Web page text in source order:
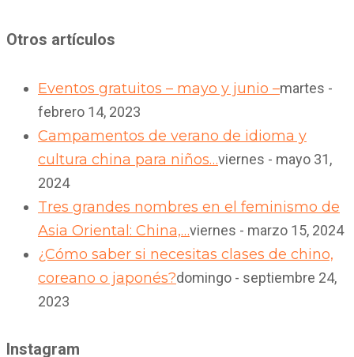
Otros artículos
Eventos gratuitos – mayo y junio –martes -
febrero 14, 2023
Campamentos de verano de idioma y
cultura china para niños…viernes - mayo 31,
2024
Tres grandes nombres en el feminismo de
Asia Oriental: China,…viernes - marzo 15, 2024
¿Cómo saber si necesitas clases de chino,
coreano o japonés?domingo - septiembre 24,
2023
Instagram